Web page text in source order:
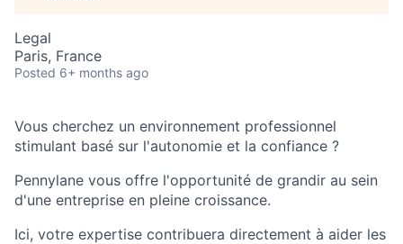
Legal
Paris, France
Posted 6+ months ago
Vous cherchez un environnement professionnel
stimulant basé sur l'autonomie et la confiance ?
Pennylane vous offre l'opportunité de grandir au sein
d'une entreprise en pleine croissance.
Ici, votre expertise contribuera directement à aider les